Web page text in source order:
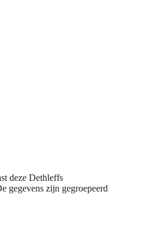
deze Dethleffs
gegevens zijn gegroepeerd